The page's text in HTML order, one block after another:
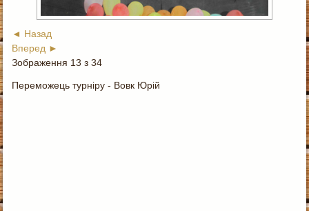
◄ Назад
Вперед ►
Зображення 13 з 34
Переможець турніру - Вовк Юрій